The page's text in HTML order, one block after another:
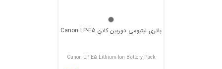
باتری لیتیومی دوربین کانن Canon LP-E5
Canon LP-E5 Lithium-Ion Battery Pack